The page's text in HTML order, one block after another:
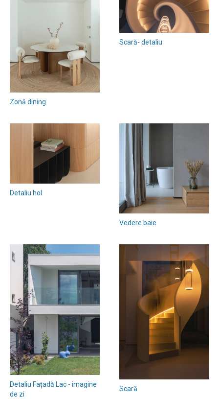
Zonă dining
Scară- detaliu
Detaliu hol
Vedere baie
Detaliu Fațadă Lac - imagine
de zi
Scară